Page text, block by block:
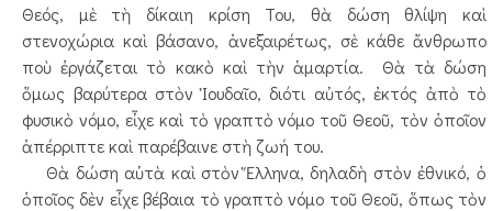
Θεός, μὲ τὴ δίκαιη κρίση Του, θὰ δώση θλίψη καὶ
στενοχώρια καὶ βάσανο, ἀνεξαιρέτως, σὲ κάθε ἄνθρωπο
ποὺ ἐργάζεται τὸ κακὸ καὶ τὴν ἁμαρτία. Θὰ τὰ δώση
ὅμως βαρύτερα στὸν Ἰουδαῖο, διότι αὐτός, ἐκτός ἀπὸ τὸ
φυσικὸ νόμο, εἶχε καὶ τὸ γραπτὸ νόμο τοῦ Θεοῦ, τὸν ὁποῖον
ἀπέρριπτε καὶ παρέβαινε στὴ ζωή του.
Θὰ δώση αὐτὰ καὶ στὸν Ἕλληνα, δηλαδὴ στὸν ἐθνικό, ὁ
ὁποῖος δὲν εἶχε βέβαια τὸ γραπτὸ νόμο τοῦ Θεοῦ, ὅπως τὸν